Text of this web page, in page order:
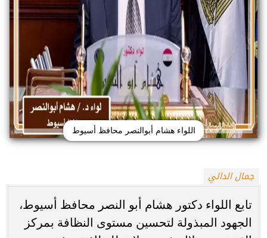
اللواء هشام أبوالنصر محافظ أسيوط
جمال الدالي
تابع اللواء دكتور هشام أبو النصر محافظ أسيوط،
الجهود المبذولة لتحسين مستوى النظافة بمركز